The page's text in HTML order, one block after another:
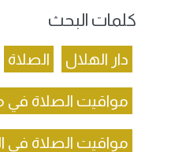
كلمات البحث
دار الهلال الصلاة
مواقيت الصلاة في
مواقيت الصلاة في